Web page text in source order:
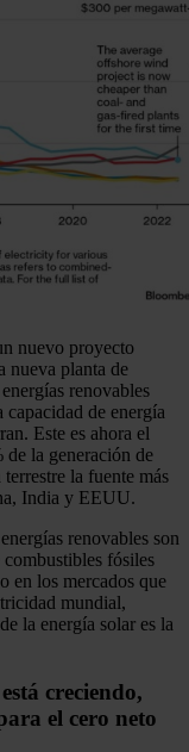
nuevo proyecto
nueva planta de
renovables
de energía
Este es ahora el
de la generación de
la fuente más
India y EEUU.
renovables son
combustibles fósiles
en los mercados que
mundial,
la energía solar es la
creciendo,
el cero neto